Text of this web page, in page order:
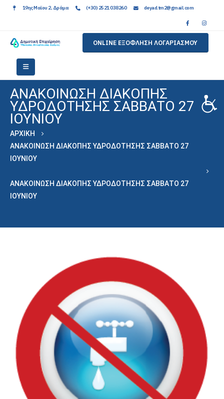
19ης Μαϊου 2, Δράμα (+30) 2521 038260 deyad.tm2@gmail.com
ONLINE ΕΞΟΦΛΗΣΗ ΛΟΓΑΡΙΑΣΜΟΥ
ΑΝΑΚΟΙΝΩΣΗ ΔΙΑΚΟΠΗΣ
ΥΔΡΟΔΟΤΗΣΗΣ ΣΑΒΒΑΤΟ 27
ΙΟΥΝΙΟΥ
ΑΡΧΙΚΉ
ΑΝΑΚΟΙΝΩΣΗ ΔΙΑΚΟΠΗΣ ΥΔΡΟΔΟΤΗΣΗΣ ΣΑΒΒΑΤΟ 27
ΙΟΥΝΙΟΥ
ΑΝΑΚΟΙΝΩΣΗ ΔΙΑΚΟΠΗΣ ΥΔΡΟΔΟΤΗΣΗΣ ΣΑΒΒΑΤΟ 27
ΙΟΥΝΙΟΥ